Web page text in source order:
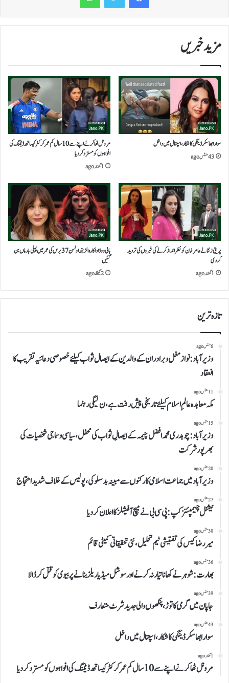
مزید خبریں
سوارا بھاسکر ڈینگی کا شکار،اسپتال میں داخل
43 منٹس ago
مرونل ٹھاکر نے اپنے سے 10 سال کم عمر کرکٹر کیساتھ ڈیٹنگ کی
افواہوں کو مسترد کر دیا
1 گھنٹہ ago
پریتی زنٹا نے عامر خان کو نظر انداز کرنے کی خبروں کی تردید
کردی
1 گھنٹہ ago
ہالی ووڈ اداکارہ الزبتھ اولسن 37 برس کی عمر میں پہلی بار ماں بن
گئیں
2 گھنٹے ago
تازہ ترین
6 منٹس ago
وزیرآباد: نواز مغل وبرادران کے والدین کے ایصال ثواب کیلئے خصوصی دعائیہ تقریب کا
انعقاد
11 منٹس ago
مکہ معاہدہ عالمِ اسلام کیلئے تاریخی پیش رفت ہے،ن لیگی رہنما
15 منٹس ago
وزیرآباد:چوہدری محمد افضل چیمہ کے ایصالِ ثواب کی محفل،سیاسی و سماجی شخصیات کی
بھرپورشرکت
20 منٹس ago
وزیرآباد میں جماعت اسلامی کارکنوں سے مبینہ بدسلوکی، پولیس کے خلاف شدید احتجاج
27 منٹس ago
نیشنل چیمپئنز کپ: پی سی بی نے میچ آفیشلز کا اعلان کر دیا
30 منٹس ago
میر رضا کیس کی تفتیشی ٹیم تحلیل، نئی تحقیقاتی کمیٹی قائم
36 منٹس ago
بھارت:شوہر نے کھانا تیار نہ کرنے اور سوشل میڈیا ریلز بنانے پر بیوی کو قتل کرڈالا
39 منٹس ago
جاپان میں گرمی کا توڑ، پنکھوں والی جدید شرٹ متعارف
43 منٹس ago
سوارا بھاسکر ڈینگی کا شکار،اسپتال میں داخل
1 گھنٹہ ago
مرونل ٹھاکر نے اپنے سے 10 سال کم عمر کرکٹر کیساتھ ڈیٹنگ کی افواہوں کو مسترد کر دیا